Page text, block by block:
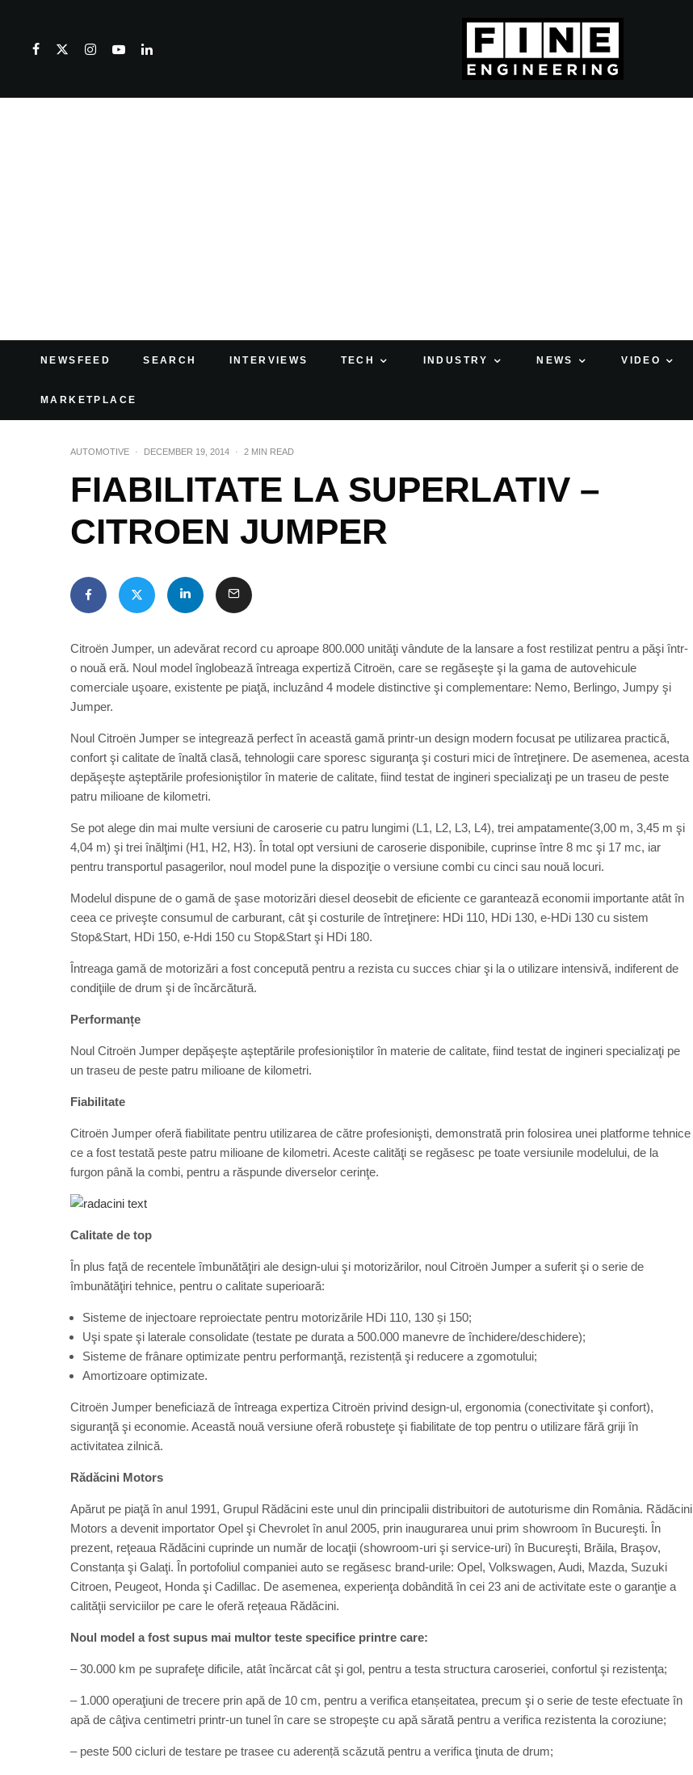
NEWSFEED SEARCH INTERVIEWS TECH INDUSTRY NEWS VIDEO
MARKETPLACE
AUTOMOTIVE · DECEMBER 19, 2014 · 2 MIN READ
FIABILITATE LA SUPERLATIV –
CITROEN JUMPER
Citroën Jumper, un adevărat record cu aproape 800.000 unităţi vândute de la lansare a fost restilizat pentru a păşi într-
o nouă eră. Noul model înglobează întreaga expertiză Citroën, care se regăseşte şi la gama de autovehicule
comerciale uşoare, existente pe piaţă, incluzând 4 modele distinctive şi complementare: Nemo, Berlingo, Jumpy şi
Jumper.
Noul Citroën Jumper se integrează perfect în această gamă printr-un design modern focusat pe utilizarea practică,
confort şi calitate de înaltă clasă, tehnologii care sporesc siguranţa şi costuri mici de întreţinere. De asemenea, acesta
depăşeşte aşteptările profesioniştilor în materie de calitate, fiind testat de ingineri specializaţi pe un traseu de peste
patru milioane de kilometri.
Se pot alege din mai multe versiuni de caroserie cu patru lungimi (L1, L2, L3, L4), trei ampatamente(3,00 m, 3,45 m şi
4,04 m) şi trei înălţimi (H1, H2, H3). În total opt versiuni de caroserie disponibile, cuprinse între 8 mc şi 17 mc, iar
pentru transportul pasagerilor, noul model pune la dispoziţie o versiune combi cu cinci sau nouă locuri.
Modelul dispune de o gamă de şase motorizări diesel deosebit de eficiente ce garantează economii importante atât în
ceea ce priveşte consumul de carburant, cât şi costurile de întreţinere: HDi 110, HDi 130, e-HDi 130 cu sistem
Stop&Start, HDi 150, e-Hdi 150 cu Stop&Start şi HDi 180.
Întreaga gamă de motorizări a fost concepută pentru a rezista cu succes chiar şi la o utilizare intensivă, indiferent de
condiţiile de drum şi de încărcătură.
Performanțe
Noul Citroën Jumper depăşeşte aşteptările profesioniştilor în materie de calitate, fiind testat de ingineri specializaţi pe
un traseu de peste patru milioane de kilometri.
Fiabilitate
Citroën Jumper oferă fiabilitate pentru utilizarea de către profesionişti, demonstrată prin folosirea unei platforme tehnice
ce a fost testată peste patru milioane de kilometri. Aceste calităţi se regăsesc pe toate versiunile modelului, de la
furgon până la combi, pentru a răspunde diverselor cerinţe.
Calitate de top
În plus faţă de recentele îmbunătăţiri ale design-ului şi motorizărilor, noul Citroën Jumper a suferit şi o serie de
îmbunătăţiri tehnice, pentru o calitate superioară:
Sisteme de injectoare reproiectate pentru motorizările HDi 110, 130 și 150;
Uşi spate şi laterale consolidate (testate pe durata a 500.000 manevre de închidere/deschidere);
Sisteme de frânare optimizate pentru performanţă, rezistență şi reducere a zgomotului;
Amortizoare optimizate.
Citroën Jumper beneficiază de întreaga expertiza Citroën privind design-ul, ergonomia (conectivitate şi confort),
siguranţă şi economie. Această nouă versiune oferă robusteţe şi fiabilitate de top pentru o utilizare fără griji în
activitatea zilnică.
Rădăcini Motors
Apărut pe piaţă în anul 1991, Grupul Rădăcini este unul din principalii distribuitori de autoturisme din România. Rădăcini
Motors a devenit importator Opel şi Chevrolet în anul 2005, prin inaugurarea unui prim showroom în Bucureşti. În
prezent, reţeaua Rădăcini cuprinde un număr de locaţii (showroom-uri şi service-uri) în Bucureşti, Brăila, Braşov,
Constanța şi Galaţi. În portofoliul companiei auto se regăsesc brand-urile: Opel, Volkswagen, Audi, Mazda, Suzuki
Citroen, Peugeot, Honda şi Cadillac. De asemenea, experienţa dobândită în cei 23 ani de activitate este o garanţie a
calităţii serviciilor pe care le oferă reţeaua Rădăcini.
Noul model a fost supus mai multor teste specifice printre care:
– 30.000 km pe suprafeţe dificile, atât încărcat cât şi gol, pentru a testa structura caroseriei, confortul şi rezistenţa;
– 1.000 operaţiuni de trecere prin apă de 10 cm, pentru a verifica etanșeitatea, precum şi o serie de teste efectuate în
apă de câţiva centimetri printr-un tunel în care se stropeşte cu apă sărată pentru a verifica rezistenta la coroziune;
– peste 500 cicluri de testare pe trasee cu aderență scăzută pentru a verifica ţinuta de drum;